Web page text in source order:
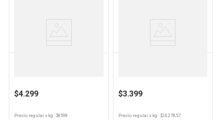
Ver
Producto
$4.299
Precio regular x kg. : $8598
Ver
Producto
$3.399
Precio regularx kg. : $24.278,57